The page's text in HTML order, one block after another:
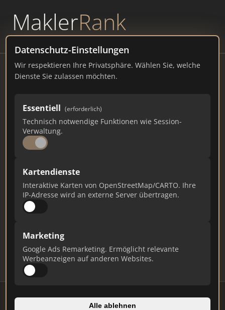
MaklerRank
powered byWAVEPOINT
Datenschutz-Einstellungen
Wir respektieren Ihre Privatsphäre. Wählen Sie, welche
Dienste Sie zulassen möchten.
Essentiell (erforderlich)
Technisch notwendige Funktionen wie Session-
Verwaltung.
Kartendienste
Interaktive Karten von OpenStreetMap/CARTO. Ihre
IP-Adresse wird an externe Server übertragen.
Marketing
Google Ads Remarketing. Ermöglicht relevante
Werbeanzeigen auf anderen Websites.
Alle ablehnen
Wich Immobilien GmbH
wich-immobilien.de
983
Ist das Ihr Unternehmen?
Verifizieren Sie Ihr Profil, bearbeiten Sie Ihre
Updates.
Profil beanspruchen